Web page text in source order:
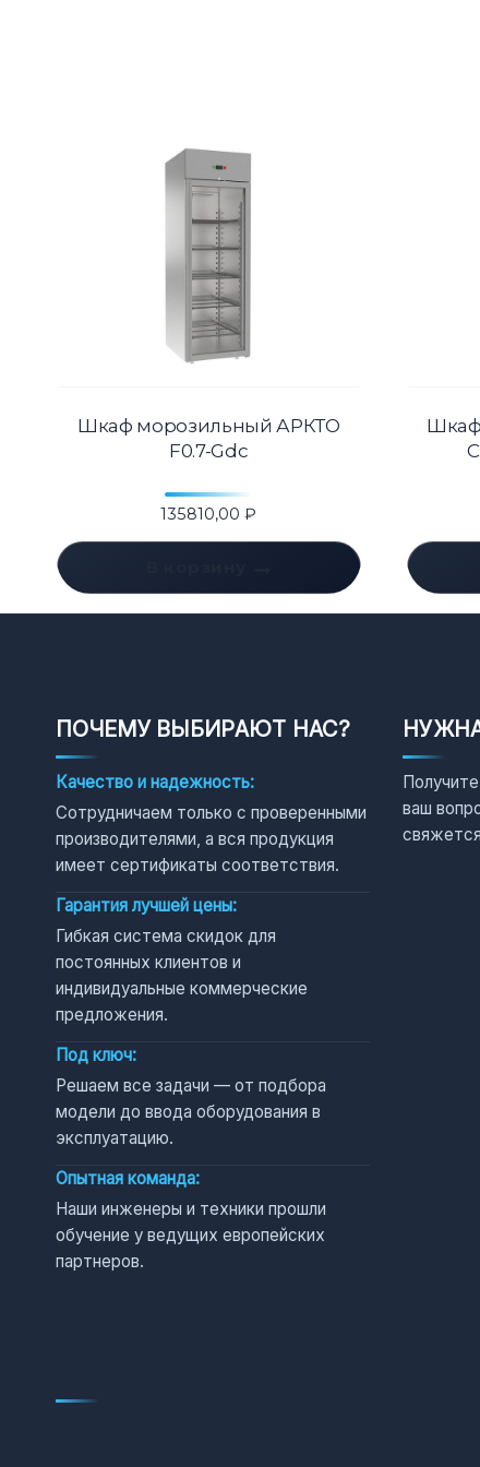
Шкаф морозильный АРКТО
F0.7-Gdc
135810,00₽
Шкаф
ПОЧЕМУ ВЫБИРАЮТ НАС?
Качество и надежность:
Сотрудничаем только с проверенными
производителями, а вся продукция
имеет сертификаты соответствия.
Гарантия лучшей цены:
Гибкая система скидок для
постоянных клиентов и
индивидуальные коммерческие
предложения.
Под ключ:
Решаем все задачи — от подбора
модели до ввода оборудования в
эксплуатацию.
Опытная команда:
Наши инженеры и техники прошли
обучение у ведущих европейских
партнеров.
ваш